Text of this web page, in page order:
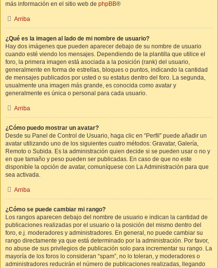
más información en el sitio web de phpBB®
Arriba
¿Qué es la imagen al lado de mi nombre de usuario?
Hay dos imágenes que pueden aparecer debajo de su nombre de usuario
cuando esté viendo los mensajes. Dependiendo de la plantilla que utilice el
foro, la primera imagen está asociada a la posición (rank) del usuario,
generalmente en forma de estrellas, bloques o puntos, indicando la cantidad
de mensajes publicados por usted o su estatus dentro del foro. La segunda,
usualmente una imagen más grande, es conocida como avatar y
generalmente es única o personal para cada usuario.
Arriba
¿Cómo puedo mostrar un avatar?
Desde su Panel de Control de Usuario, haga clic en “Perfil” puede añadir un
avatar utilizando uno de los siguientes cuatro métodos: Gravatar, Galería,
Remoto o Subida. Es la administración quien decide si se pueden usar o no y
en que tamaño y peso pueden ser publicadas. En caso de que no este
disponible la opción de avatar, comuníquese con La Administración para que
sea activada.
Arriba
¿Cómo se puede cambiar mi rango?
Los rangos aparecen debajo del nombre de usuario e indican la cantidad de
publicaciones realizadas por el usuario o la posición del mismo dentro del
foro, e.j. moderadores y administradores. En general, no puede cambiar su
rango directamente ya que está determinado por la administración. Por favor,
no abuse de sus privilegios de publicación solo para incrementar su rango. La
mayoría de los foros lo consideran “spam”, no lo toleran, y moderadores o
administradores reducirán el número de publicaciones realizadas, llegando